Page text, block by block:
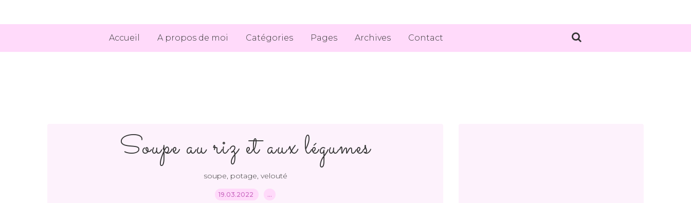
Accueil A propos de moi Catégories Pages Archives Contact
Soupe au riz et aux légumes
soupe, potage, velouté
19.03.2022 …